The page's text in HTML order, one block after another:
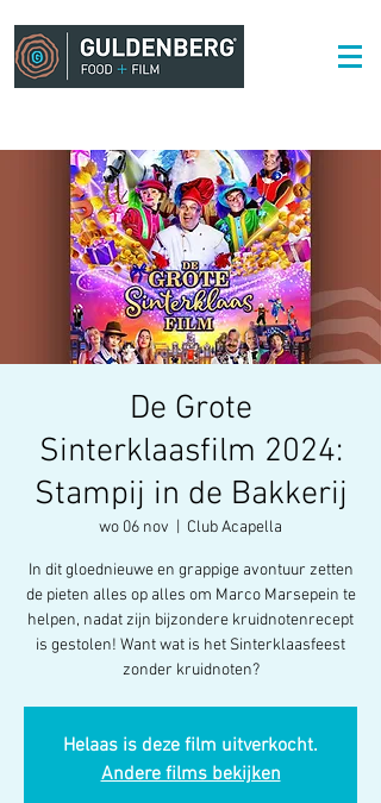
De Grote
Sinterklaasfilm 2024:
Stampij in de Bakkerij
wo 06 nov Club Acapella
In dit gloednieuwe en grappige avontuur zetten
de pieten alles op alles om Marco Marsepein te
helpen, nadat zijn bijzondere kruidnotenrecept
is gestolen! Want wat is het Sinterklaasfeest
zonder kruidnoten?
Helaas is deze film uitverkocht.
Andere films bekijken